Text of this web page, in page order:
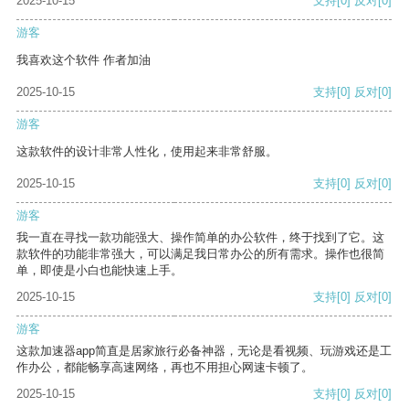
游客
我喜欢这个软件 作者加油
2025-10-15 支持[0] 反对[0]
游客
这款软件的设计非常人性化，使用起来非常舒服。
2025-10-15 支持[0] 反对[0]
游客
我一直在寻找一款功能强大、操作简单的办公软件，终于找到了它。这
款软件的功能非常强大，可以满足我日常办公的所有需求。操作也很简
单，即使是小白也能快速上手。
2025-10-15
支持[0] 反对[0]
游客
这款加速器app简直是居家旅行必备神器，无论是看视频、玩游戏还是工
作办公，都能畅享高速网络，再也不用担心网速卡顿了。
2025-10-15
支持[0] 反对[0]